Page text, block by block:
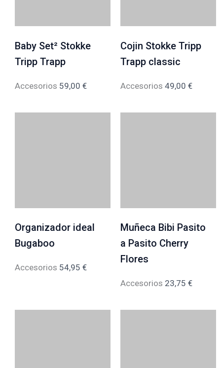
Baby Set² Stokke
Tripp Trapp
Accesorios 59,00 €
Cojin Stokke Tripp
Trapp classic
Accesorios 49,00 €
Organizador ideal
Bugaboo
Accesorios 54,95 €
Muñeca Bibi Pasito
a Pasito Cherry
Flores
Accesorios 23,75 €